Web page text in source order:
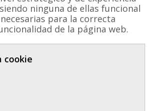
ninguna de ellas funcional
para la correcta
de la página web.
cookie